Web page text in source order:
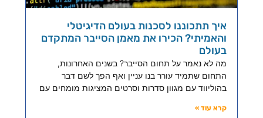
איך תתכוננו לסכנות בעולם הדיגיטלי
והאמיתי? הכירו את מאמן הסייבר המתקדם
בעולם
מה לא נאמר על תחום הסייבר? בשנים האחרונות,
התחום שתמיד עורר בנו עניין ואף הפך לשם דבר
בהוליווד עם מגוון סדרות וסרטים המציגות מומחים עם
קרא עוד »